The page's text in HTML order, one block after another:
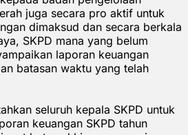
juga secara pro aktif untuk
dimaksud dan secara berkala
SKPD mana yang belum
laporan keuangan
batasan waktu yang telah
seluruh kepala SKPD untuk
keuangan SKPD tahun